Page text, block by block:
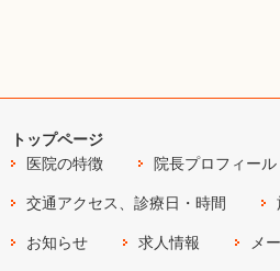
トップページ
医院の特徴
院長プロフィール
交通アクセス、診療日・時間
お知らせ 求人情報 メ